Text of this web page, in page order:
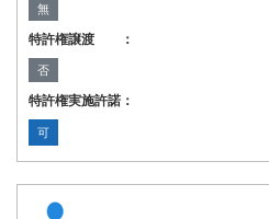
無
特許権譲渡 ：
否
特許権実施許諾：
可